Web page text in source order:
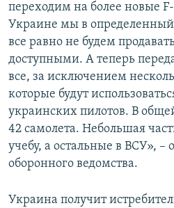
переходим на более новые
Украине мы в
все равно не будем
доступными. А теперь
все, за исключением
которые будут
украинских пилотов. В
42 самолета. Небольшая
учебу, а остальные в ВСУ», –
оборонного ведомства.
Украина получит